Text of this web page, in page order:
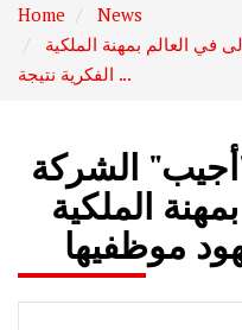
Home
News
الفكرية نتيجة ...
"أجيب" الشركة
الملكية
موظفيها